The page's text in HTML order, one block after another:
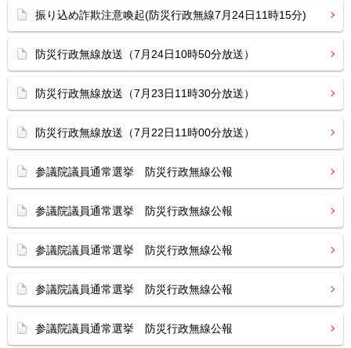
振り込め詐欺注意喚起(防災行政無線7月24日11時15分)
防災行政無線放送（7月24日10時50分放送）
防災行政無線放送（7月23日11時30分放送）
防災行政無線放送（7月22日11時00分放送）
参議院議員通常選挙 防災行政無線公報
参議院議員通常選挙 防災行政無線公報
参議院議員通常選挙 防災行政無線公報
参議院議員通常選挙 防災行政無線公報
参議院議員通常選挙 防災行政無線公報